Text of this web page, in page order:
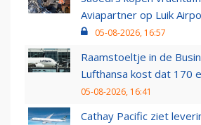
Aviapartner op Luik
05-08-2026, 16:57
Raamstoeltje in de
Lufthansa kost dat 170
05-08-2026, 16:41
Cathay Pacific ziet